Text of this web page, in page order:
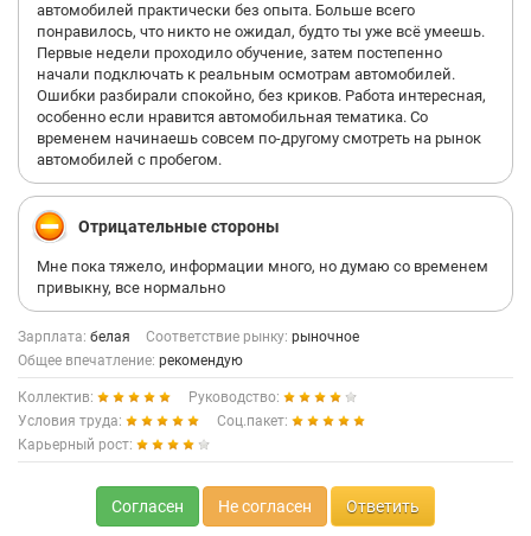
автомобилей практически без опыта. Больше всего
понравилось, что никто не ожидал, будто ты уже всё умеешь.
Первые недели проходило обучение, затем постепенно
начали подключать к реальным осмотрам автомобилей.
Ошибки разбирали спокойно, без криков. Работа интересная,
особенно если нравится автомобильная тематика. Со
временем начинаешь совсем по-другому смотреть на рынок
автомобилей с пробегом.
Отрицательные стороны
Мне пока тяжело, информации много, но думаю со временем
привыкну, все нормально
Зарплата: белая Соответствие рынку: рыночное
Общее впечатление: рекомендую
Коллектив:
Руководство:
Условия труда:
Соц.пакет:
Карьерный рост:
Согласен Не согласен Ответить